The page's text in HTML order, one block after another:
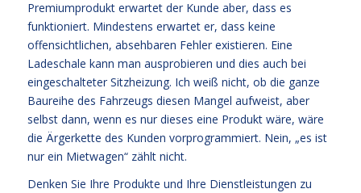
Premiumprodukt erwartet der Kunde aber, dass es
funktioniert. Mindestens erwartet er, dass keine
offensichtlichen, absehbaren Fehler existieren. Eine
Ladeschale kann man ausprobieren und dies auch bei
eingeschalteter Sitzheizung. Ich weiß nicht, ob die ganze
Baureihe des Fahrzeugs diesen Mangel aufweist, aber
selbst dann, wenn es nur dieses eine Produkt wäre, wäre
die Ärgerkette des Kunden vorprogrammiert. Nein, „es ist
nur ein Mietwagen“ zählt nicht.
Denken Sie Ihre Produkte und Ihre Dienstleistungen zu